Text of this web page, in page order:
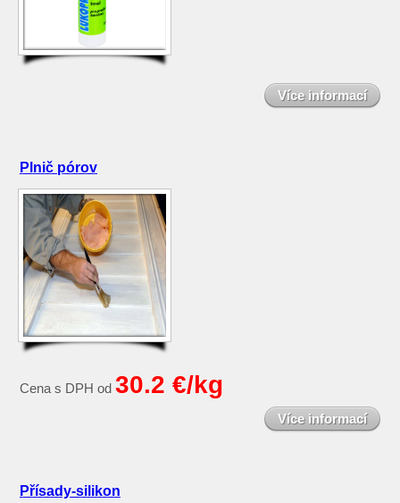
Více informací
Plnič pórov
Cena s DPH od 30.2 €/kg
Více informací
Přísady-silikon